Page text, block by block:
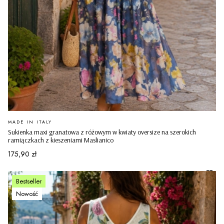
Sukienka maxi granatowa z różowym w kwiaty oversize na szerokich
ramiączkach z kieszeniami Maslianico
PRODUCENT
MADE IN ITALY
Cena
175,90 zł
Bestseller
Nowość